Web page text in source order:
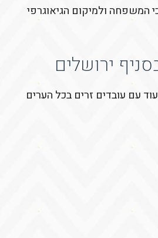
המשפחה ולמיקום הגיאוגרפי
ירושלים
עם עובדים זרים בכל הערים